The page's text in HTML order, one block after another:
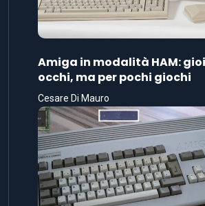
Amiga in modalità HAM:
occhi, ma per pochi giochi
Cesare Di Mauro